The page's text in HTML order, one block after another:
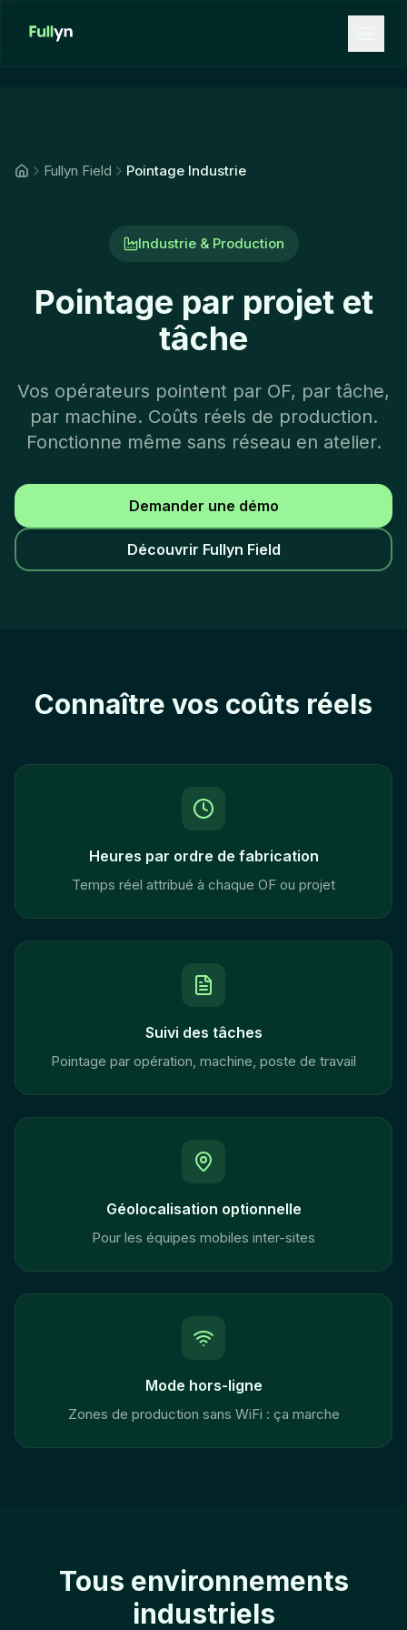
Fullyn Field Pointage Industrie
Industrie & Production
Pointage par projet et
tâche
Vos opérateurs pointent par OF, par tâche,
par machine. Coûts réels de production.
Fonctionne même sans réseau en atelier.
Demander une démo
Découvrir Fullyn Field
Connaître vos coûts réels
Heures par ordre de fabrication
Temps réel attribué à chaque OF ou projet
Suivi des tâches
Pointage par opération, machine, poste de travail
Géolocalisation optionnelle
Pour les équipes mobiles inter-sites
Mode hors-ligne
Zones de production sans WiFi : ça marche
Tous environnements
industriels